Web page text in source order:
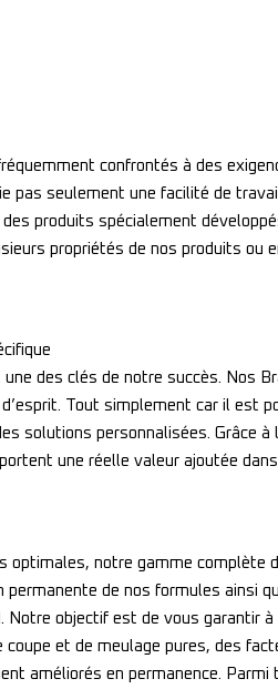
confrontés à des
pas seulement une facilité de
produits spécialement
propriétés de nos produits
des clés de notre succès. Nos
Tout simplement car il est
solutions personnalisées. Grâce
une réelle valeur ajoutée
optimales, notre gamme
permanente de nos formules ainsi
objectif est de vous garantir
et de meulage pures, des
améliorés en permanence.